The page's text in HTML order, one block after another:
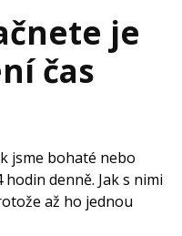
je
čas
jsme bohaté nebo
denně. Jak s nimi
až ho jednou